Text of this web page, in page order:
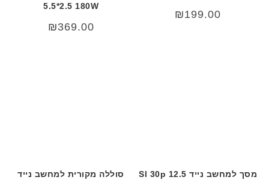
₪199.00
5.5*2.5 180W
₪369.00
מסך למחשב נייד 12.5 Sl 30p
סוללה מקורית למחשב נייד